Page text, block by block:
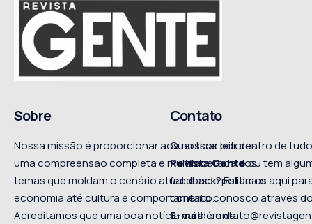
Sobre
Nossa missão é proporcionar aos nossos leitores
uma compreensão completa e multifacetada dos
temas que moldam o cenário atual, desde política e
economia até cultura e comportamento.
Acreditamos que uma boa notícia vai além da
Contato
Quer ficar por dentro de
Revista Genteou tem
feedback? Estamos aqui
contato conosco através
E-mail: